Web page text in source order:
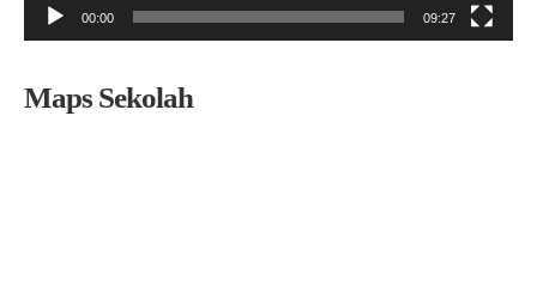
00:00 09:27
Maps Sekolah